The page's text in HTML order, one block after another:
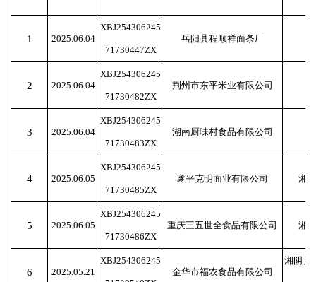
1 2025.06.04
XBJ254306245
71730447ZX
岳阳县程顺祥面条厂
2 2025.06.04
XBJ254306245
71730482ZX
荆州市东平米业有限公司
3 2025.06.04
XBJ254306245
71730483ZX
湖南厨味村食品有限公司
4 2025.06.05
XBJ254306245
71730485ZX
遂平克明面业有限公司 湘
5 2025.06.05
XBJ254306245
71730486ZX
重庆三五世全食品有限公司 湘
6 2025.05.21
XBJ254306245
金华市福农食品有限公司
湘阴县